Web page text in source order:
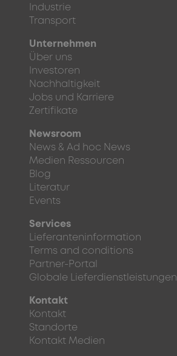
Industrie
Transport
Unternehmen
Über uns
Investoren
Nachhaltigkeit
Jobs und Karriere
Zertifikate
Newsroom
News & Ad hoc News
Medien Ressourcen
Blog
Literatur
Events
Services
Lieferanteninformation
Terms and conditions
Partner-Portal
Globale Lieferdienstleistungen
Kontakt
Kontakt
Standorte
Kontakt Medien